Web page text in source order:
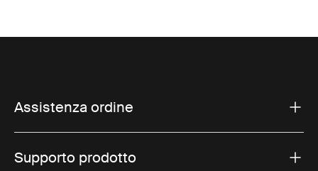
Assistenza ordine
Supporto prodotto